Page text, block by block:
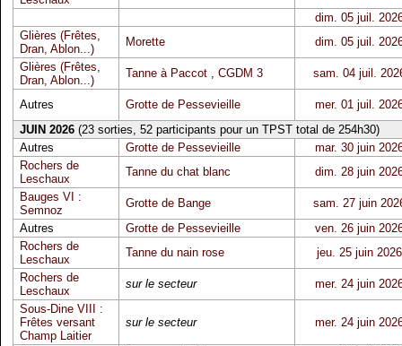
dim. 05 juil.
Glières (Frêtes,
Dran, Ablon...)
Morette
dim. 05 juil.
Glières (Frêtes,
Dran, Ablon...)
Tanne à Paccot, CGDM 3 sam. 04 juil.
Autres Grotte de Pessevieille
mer. 01 juil.
JUIN 2026(23 sorties, 52 participants pour un TPST total de 254h30)
Autres
Grotte de Pessevieille
mar. 30 juin
Rochers de
Leschaux
Tanne du chat blanc
dim. 28 juin
Bauges VI :
Semnoz
Grotte de Bange
sam. 27 juin
Autres
Grotte de Pessevieille
ven. 26 juin
Rochers de
Leschaux
Tanne du nain rose
jeu. 25 juin 2026
Rochers de
Leschaux
sur le secteur
mer. 24 juin
Sous-Dine VIII :
Frêtes versant
Champ Laitier
sur le secteur mer. 24 juin